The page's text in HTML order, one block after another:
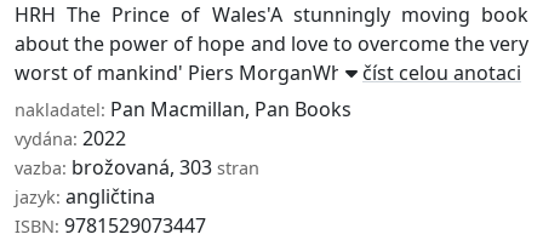
HRH The Prince of Wales'A stunningly moving book
about the power of hope and love to overcome the very
worst of mankind' Piers MorganWhen Holoc ...číst celou anotaci
nakladatel: Pan Macmillan, Pan Books
vydána: 2022
vazba: brožovaná, 303 stran
jazyk: angličtina
ISBN: 9781529073447